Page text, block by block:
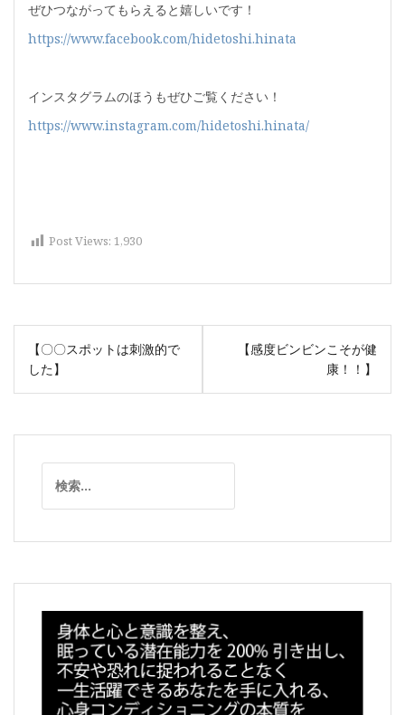
ぜひつながってもらえると嬉しいです！
https://www.facebook.com/hidetoshi.hinata
インスタグラムのほうもぜひご覧ください！
https://www.instagram.com/hidetoshi.hinata/
Post Views: 1,930
投
稿
ナ
ゲ
ン
【〇〇スポットは刺激的で
した】
【感度ビンビンこそが健
康！！】
索: